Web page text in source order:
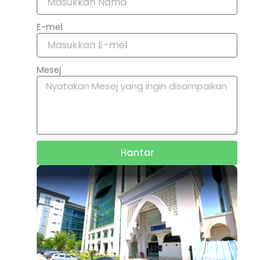
E-mel
Mesej
Hantar